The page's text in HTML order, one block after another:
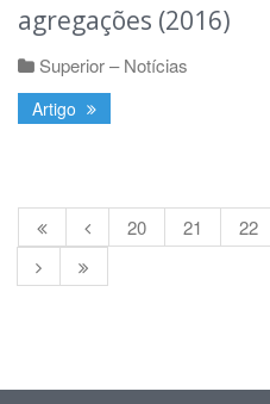
agregações (2016)
Superior – Notícias
Artigo
20 21 22